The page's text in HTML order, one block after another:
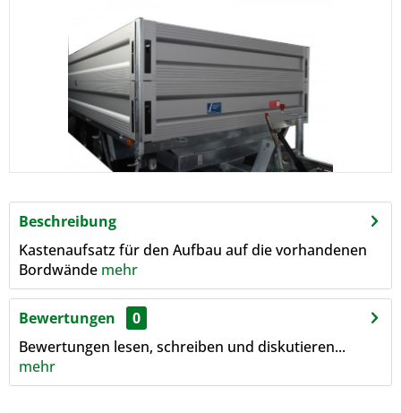
Beschreibung
Kastenaufsatz für den Aufbau auf die vorhandenen
Bordwände mehr
Bewertungen
0
Bewertungen lesen, schreiben und diskutieren...
mehr